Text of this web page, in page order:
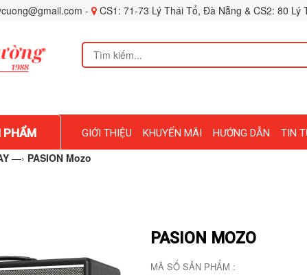
- CS1: 71-73 Lý Thái Tổ, Đà Nẵng & CS2: 80 Lý
PHẨM GIỚI THIỆU KHUYẾN MÃI HƯỚNG DẪN TIN
—› PASION Mozo
PASION MOZO
MÃ SỐ SẢN PHẨM :